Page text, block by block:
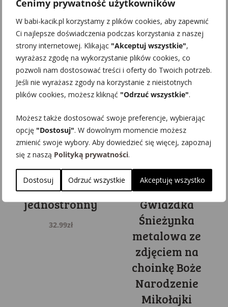
Cenimy prywatność użytkowników
W babi-kacik.pl korzystamy z plików cookies, aby zapewnić
Ci najlepsze doświadczenia podczas korzystania z naszej
strony internetowej. Klikając "Akceptuj wszystkie",
wyrażasz zgodę na wykorzystanie plików cookies, co
pozwoli nam dostosować treści i oferty do Twoich potrzeb.
Jeśli nie wyrażasz zgody na korzystanie z nieistotnych
plików cookies, możesz kliknąć "Odrzuć wszystkie".
Możesz także dostosować swoje preferencje, wybierając
opcję "Dostosuj". W dowolnym momencie możesz
zmienić swoje wybory. Aby dowiedzieć się więcej, zapoznaj
się z naszą Polityką prywatności.
Dostosuj Odrzuć wszystkie Akceptuję wszystko
http://www.facebook.com/babikacik
Podobne produkty
Brelok metalowy
koło nadruk
jednostronny
32.99zł
Zawieszka
świąteczna
Gwiazdka
Śnieżynka
metalowa ze
zdjęciem na
choinkę Boże
Narodzenie
Mikołajki